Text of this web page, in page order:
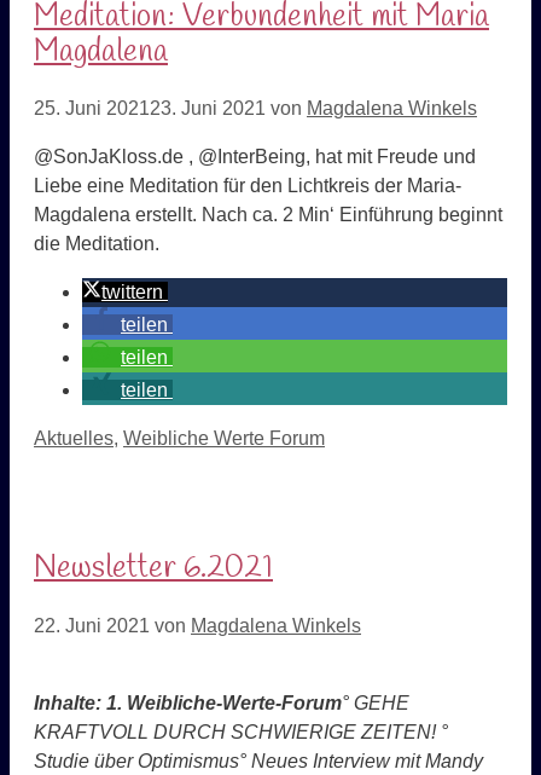
Meditation: Verbundenheit mit Maria
Magdalena
25. Juni 202123. Juni 2021 von Magdalena Winkels
@SonJaKloss.de , @InterBeing, hat mit Freude und
Liebe eine Meditation für den Lichtkreis der Maria-
Magdalena erstellt. Nach ca. 2 Min‘ Einführung beginnt
die Meditation.
twittern
teilen
teilen
teilen
Kategorien
Aktuelles, Weibliche Werte Forum
Newsletter 6.2021
22. Juni 2021 von Magdalena Winkels
Inhalte: 1. Weibliche-Werte-Forum° GEHE
KRAFTVOLL DURCH SCHWIERIGE ZEITEN! °
Studie über Optimismus° Neues Interview mit Mandy